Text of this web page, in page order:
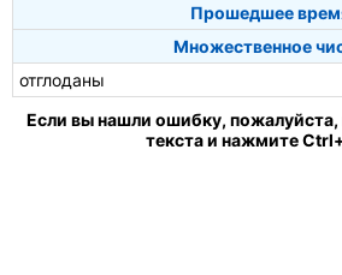
Прошедшее
Множественное
отглоданы
Если вы нашли ошибку,
текста и нажмите